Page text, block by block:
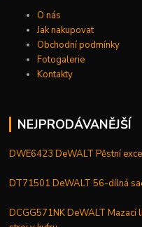
O nás
Jak nakupovat
Obchodní podmínky
Fotogalerie
Kontakty
NEJPRODÁVANĚJŠÍ
DWE6423 DeWALT Pěstní
DT71501 DeWALT 56-dílná
DCGG571NK DeWALT Mazací